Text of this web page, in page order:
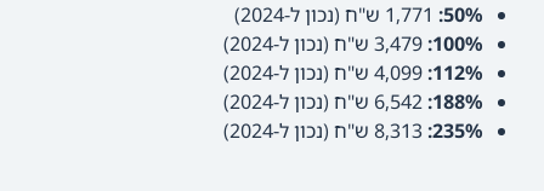
50%:
100%:
112%:
188%:
235%: